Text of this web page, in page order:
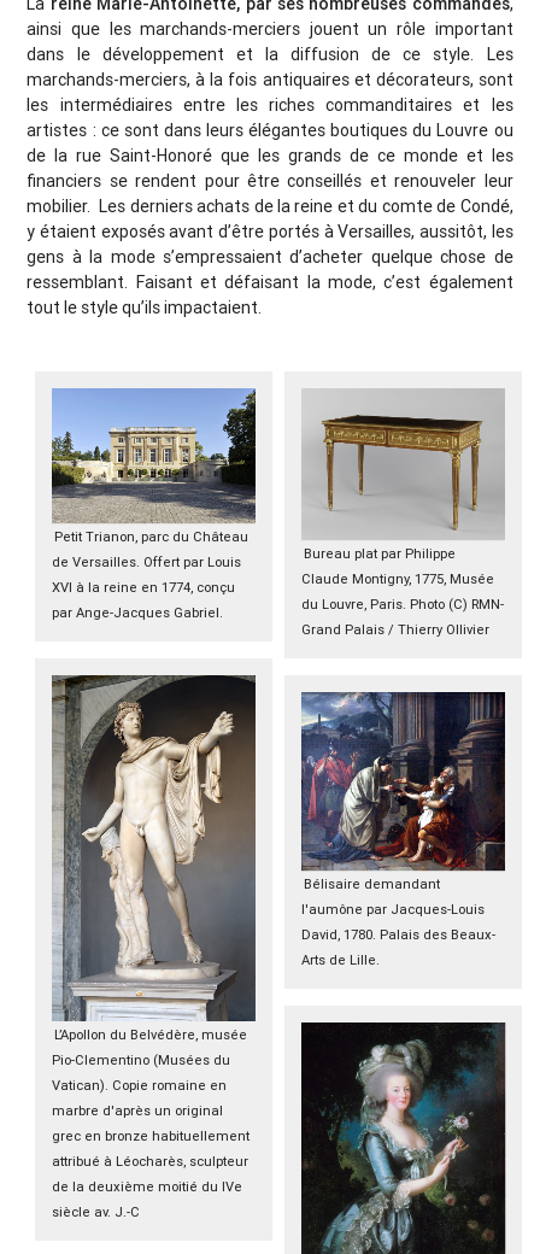
ainsi que les marchands-merciers jouent un rôle important
dans le développement et la diffusion de ce style. Les
marchands-merciers, à la fois antiquaires et décorateurs, sont
les intermédiaires entre les riches commanditaires et les
artistes : ce sont dans leurs élégantes boutiques du Louvre ou
de la rue Saint-Honoré que les grands de ce monde et les
financiers se rendent pour être conseillés et renouveler leur
mobilier. Les derniers achats de la reine et du comte de Condé,
y étaient exposés avant d’être portés à Versailles, aussitôt, les
gens à la mode s’empressaient d’acheter quelque chose de
ressemblant. Faisant et défaisant la mode, c’est également
tout le style qu’ils impactaient.
Petit Trianon, parc du Château
de Versailles. Offert par Louis
XVI à la reine en 1774, conçu
par Ange-Jacques Gabriel.
L’Apollon du Belvédère, musée
Pio-Clementino (Musées du
Vatican). Copie romaine en
marbre d'après un original
grec en bronze habituellement
attribué à Léocharès, sculpteur
de la deuxième moitié du IVe
siècle av. J.-C
Bureau plat par Philippe
Claude Montigny, 1775, Musée
du Louvre, Paris. Photo (C) RMN-
Grand Palais / Thierry Ollivier
Bélisaire demandant
l'aumône par Jacques-Louis
David, 1780. Palais des Beaux-
Arts de Lille.